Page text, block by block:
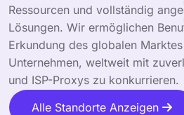
Ressourcen und vollständig
Lösungen. Wir ermöglichen
Erkundung des globalen
Unternehmen, weltweit mit
und ISP-Proxys zu konkurrieren.
Alle Standorte Anzeigen